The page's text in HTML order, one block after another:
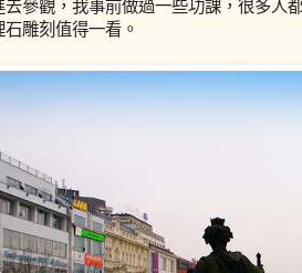
去參觀，我事前做過一些功課，很多人
石雕刻值得一看。